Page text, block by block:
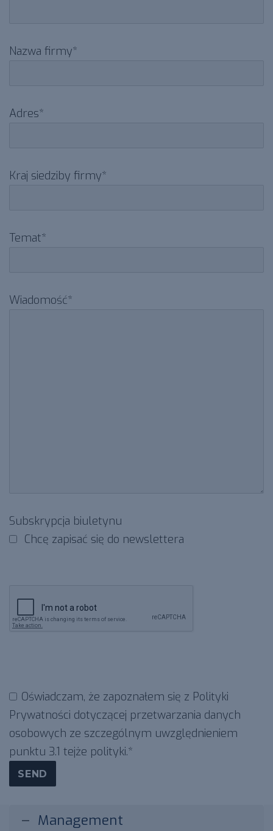
Nazwa firmy*
Adres*
Kraj siedziby firmy*
Temat*
Wiadomość*
Subskrypcja biuletynu
Chcę zapisać się do newslettera
Oświadczam, że zapoznałem się z Polityki
Prywatności dotyczącej przetwarzania danych
osobowych ze szczególnym uwzględnieniem
punktu 3.1 tejże polityki.*
Management